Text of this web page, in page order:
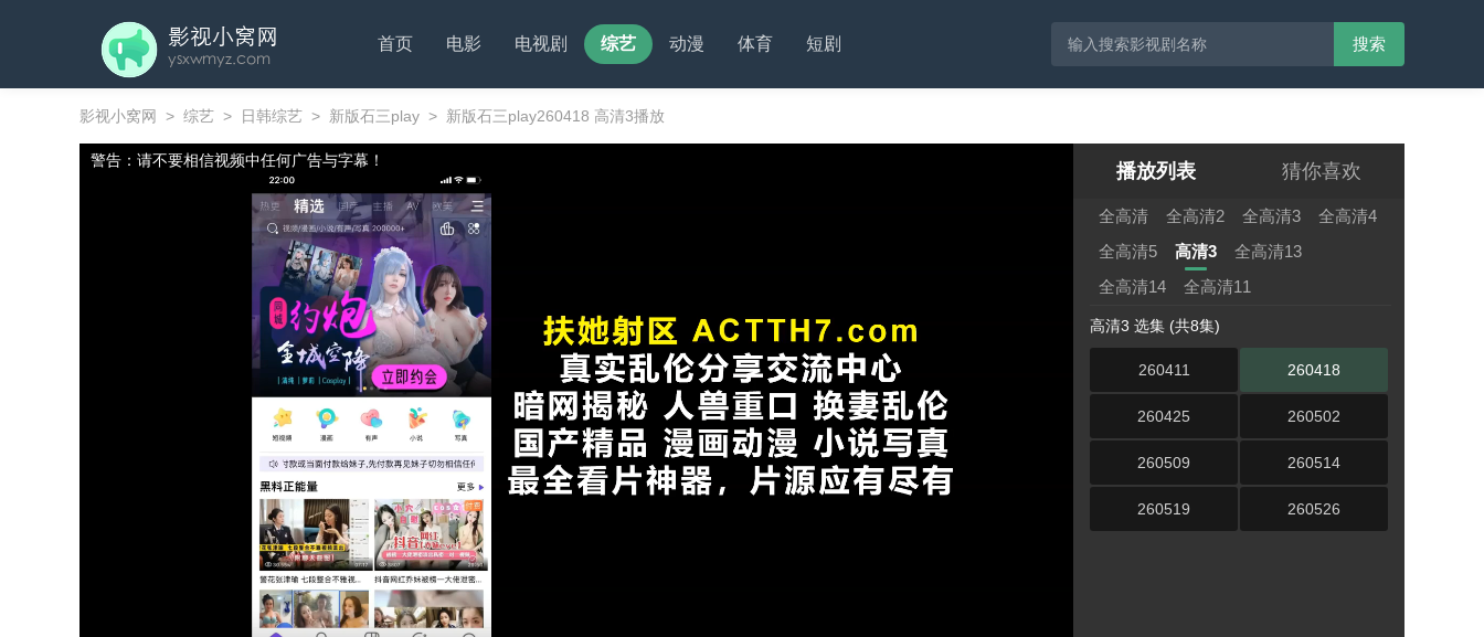
首页 电影 电视剧 综艺 动漫 体育 短剧 搜索
影视小窝网 > 综艺 > 日韩综艺 > 新版石三play > 新版石三play260418 高清3播放
警告：请不要相信视频中任何广告与字幕！ 播放列表 猜你喜欢
全高清 全高清2 全高清3
全高清4
全高清5
高清3
全高清13
全高清14
全高清11
高清3 选集 (共8集)
260411 260418
260425 260502
260509 260514
260519 260526